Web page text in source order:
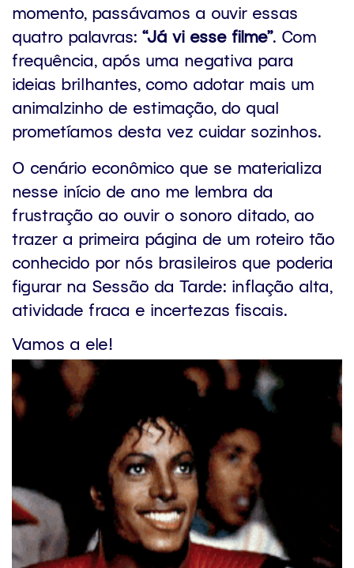
momento, passávamos a ouvir essas
quatro palavras: “Já vi esse filme”. Com
frequência, após uma negativa para
ideias brilhantes, como adotar mais um
animalzinho de estimação, do qual
prometíamos desta vez cuidar sozinhos.
O cenário econômico que se materializa
nesse início de ano me lembra da
frustração ao ouvir o sonoro ditado, ao
trazer a primeira página de um roteiro tão
conhecido por nós brasileiros que poderia
figurar na Sessão da Tarde: inflação alta,
atividade fraca e incertezas fiscais.
Vamos a ele!